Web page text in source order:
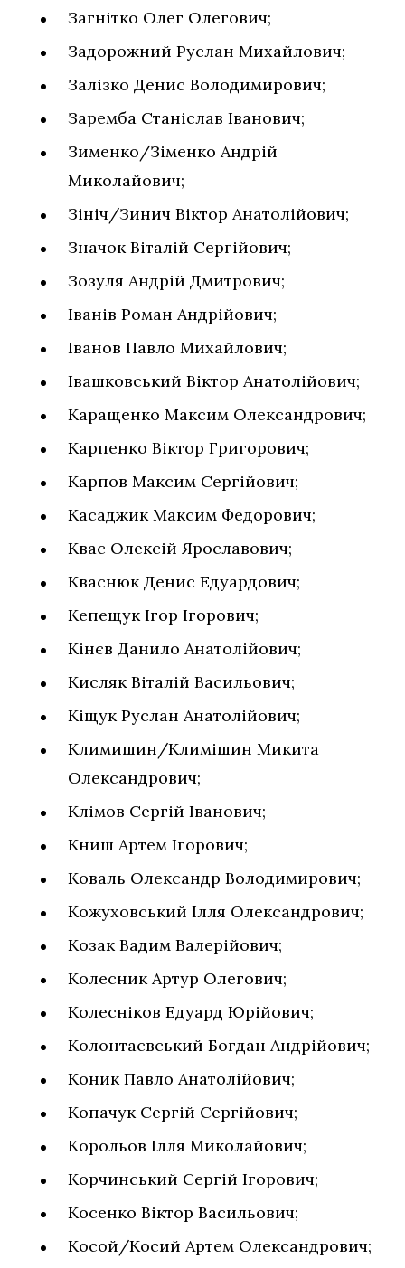
Загнітко Олег Олегович;
Задорожний Руслан Михайлович;
Залізко Денис Володимирович;
Заремба Станіслав Іванович;
Зименко/Зіменко Андрій
Миколайович;
Зініч/Зинич Віктор Анатолійович;
Значок Віталій Сергійович;
Зозуля Андрій Дмитрович;
Іванів Роман Андрійович;
Іванов Павло Михайлович;
Івашковський Віктор Анатолійович;
Каращенко Максим Олександрович;
Карпенко Віктор Григорович;
Карпов Максим Сергійович;
Касаджик Максим Федорович;
Квас Олексій Ярославович;
Кваснюк Денис Едуардович;
Кепещук Ігор Ігорович;
Кінєв Данило Анатолійович;
Кисляк Віталій Васильович;
Кіщук Руслан Анатолійович;
Климишин/Климішин Микита
Олександрович;
Клімов Сергій Іванович;
Книш Артем Ігорович;
Коваль Олександр Володимирович;
Кожуховський Ілля Олександрович;
Козак Вадим Валерійович;
Колесник Артур Олегович;
Колесніков Едуард Юрійович;
Колонтаєвський Богдан Андрійович;
Коник Павло Анатолійович;
Копачук Сергій Сергійович;
Корольов Ілля Миколайович;
Корчинський Сергій Ігорович;
Косенко Віктор Васильович;
Косой/Косий Артем Олександрович;